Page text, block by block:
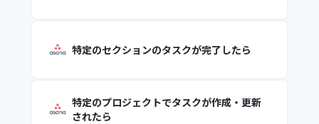
特定のセクションのタスクが完了したら
特定のプロジェクトでタスクが作成・更新
されたら